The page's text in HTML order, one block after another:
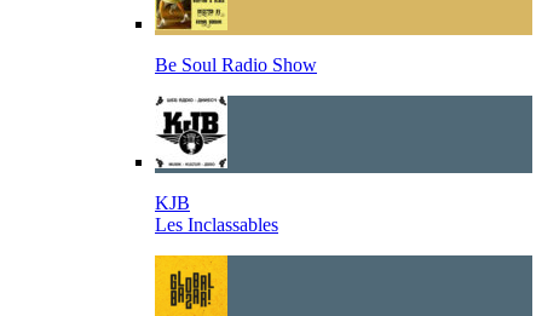
Be Soul Radio Show
KJB
Les Inclassables